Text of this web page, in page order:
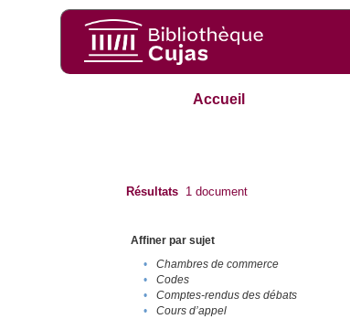
Accueil
Résultats 1 document
Affiner par sujet
•
Chambres de commerce
•
Codes
•
Comptes-rendus des débats
•
Cours d’appel